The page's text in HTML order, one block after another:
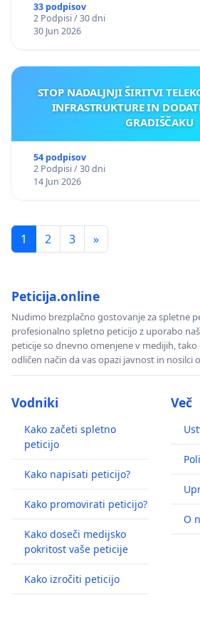
33 podpisov
2 Podpisi / 30 dni
30 Jun 2026
STOP NADALJNJI ŠIRITVI
INFRASTRUKTURE IN
GRADIŠČAKU
54 podpisov
2 Podpisi / 30 dni
14 Jun 2026
1 2 3 »
Peticija.online
Nudimo brezplačno gostovanje za spletne
profesionalno spletno peticijo z uporabo
peticije so dnevno omenjene v medijih,
odličen način da vas opazi javnost in nosilci
Vodniki
Kako začeti spletno
peticijo
Kako napisati peticijo?
Kako promovirati peticijo?
Kako doseči medijsko
pokritost vaše peticije
Kako izročiti peticijo
Več
O